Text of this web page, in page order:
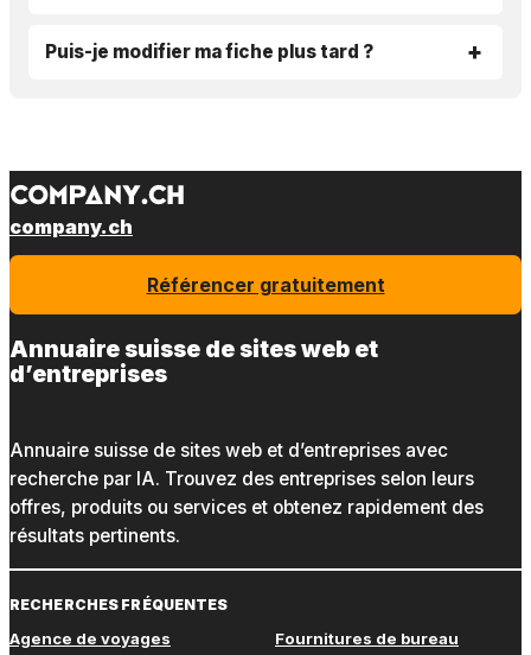
Puis-je modifier ma fiche plus tard ?
company.ch
Référencer gratuitement
Annuaire suisse de sites web et
d’entreprises
Annuaire suisse de sites web et d’entreprises avec
recherche par IA. Trouvez des entreprises selon leurs
offres, produits ou services et obtenez rapidement des
résultats pertinents.
RECHERCHES FRÉQUENTES
Agence de voyages
Fournitures de bureau